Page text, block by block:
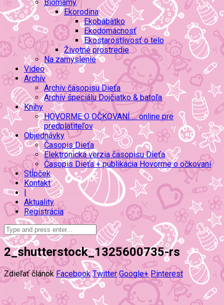
Biomamy
Ekorodina
Ekobábätko
Ekodomácnosť
Ekostarostlivosť o telo
Životné prostredie
Na zamyslenie
Video
Archív
Archív časopisu Dieťa
Archív špeciálu Dojčiatko & batoľa
Knihy
HOVORME O OČKOVANÍ … online pre
predplatiteľov
Objednávky
Časopis Dieťa
Elektronická verzia časopisu Dieťa
Časopis Dieťa + publikácia Hovorme o očkovaní
Stĺpček
Kontakt
|
Aktuality
Registrácia
2_shutterstock_1325600735-rs
Zdieľať článok Facebook Twitter Google+ Pinterest